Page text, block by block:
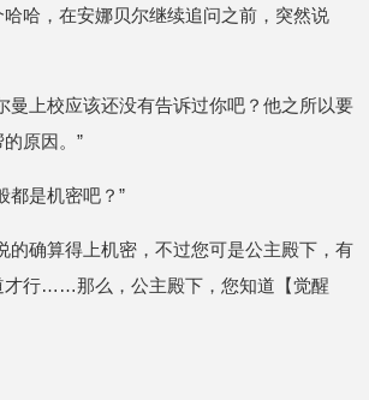
哈，在安娜贝尔继续追问之前，突然说
曼上校应该还没有告诉过你吧？他之所以要
原因。”
都是机密吧？”
的确算得上机密，不过您可是公主殿下，有
才行……那么，公主殿下，您知道【觉醒